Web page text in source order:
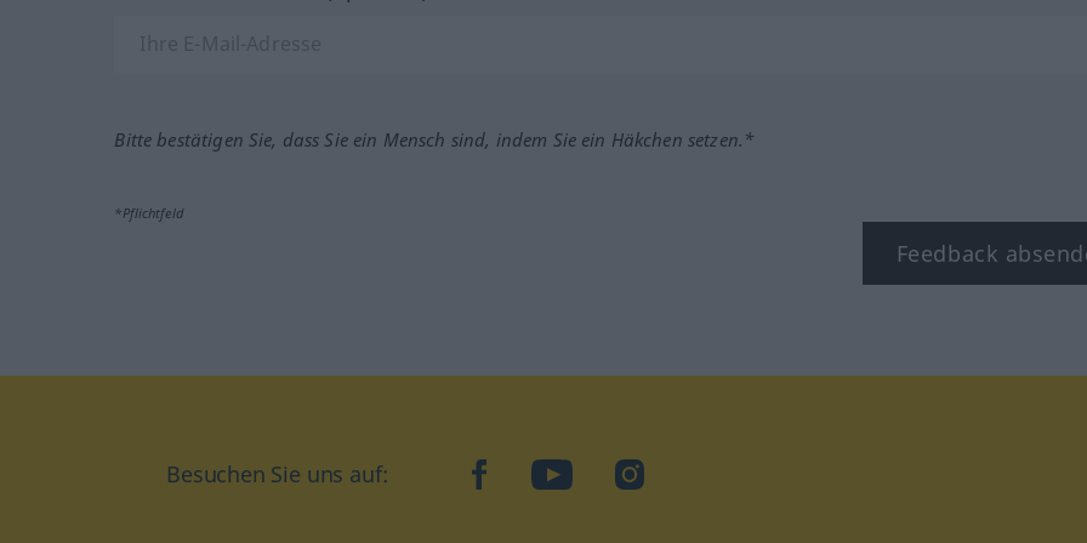
Bitte bestätigen Sie, dass Sie ein Mensch sind, indem Sie ein Häkchen setzen.*
*Pflichtfeld
Feedback
Besuchen Sie uns auf: facebookYouTubeInstagram